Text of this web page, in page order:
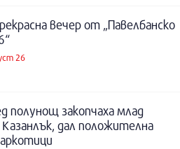
вечер от „Павелбанско
26
полунощ закопчаха млад
дал положителна